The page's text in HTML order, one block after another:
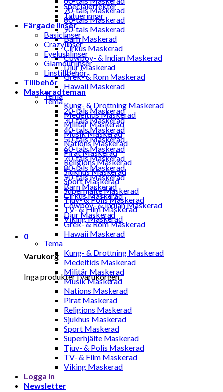
70-tals Maskerad
80-tals Maskerad
90-tals Maskerad
Barn Maskerad
Cirkus Maskerad
Cowboy- & Indian Maskerad
Djur Maskerad
Grek- & Rom Maskerad
Hawaii Maskerad
Tema
Kung- & Drottning Maskerad
Medeltids Maskerad
Militär Maskerad
Musik Maskerad
Nations Maskerad
Pirat Maskerad
Religions Maskerad
Sjukhus Maskerad
Sport Maskerad
Superhjälte Maskerad
Tjuv- & Polis Maskerad
TV- & Film Maskerad
Viking Maskerad
0
Varukorg
Inga produkter i varukorgen.
Specialeffekter
Tatueringar
Färgade linser
Basiclinser
Crazylinser
Eyelushlinser
Glamourlinser
Linstillbehör
Tillbehör
Maskeradteman
Tema
20-tals Maskerad
30-tals Maskerad
40-tals Maskerad
50-tals Maskerad
60-tals Maskerad
70-tals Maskerad
80-tals Maskerad
90-tals Maskerad
Barn Maskerad
Cirkus Maskerad
Cowboy- & Indian Maskerad
Djur Maskerad
Grek- & Rom Maskerad
Hawaii Maskerad
Tema
Kung- & Drottning Maskerad
Medeltids Maskerad
Militär Maskerad
Musik Maskerad
Nations Maskerad
Pirat Maskerad
Religions Maskerad
Sjukhus Maskerad
Sport Maskerad
Superhjälte Maskerad
Tjuv- & Polis Maskerad
TV- & Film Maskerad
Viking Maskerad
Logga in
Newsletter